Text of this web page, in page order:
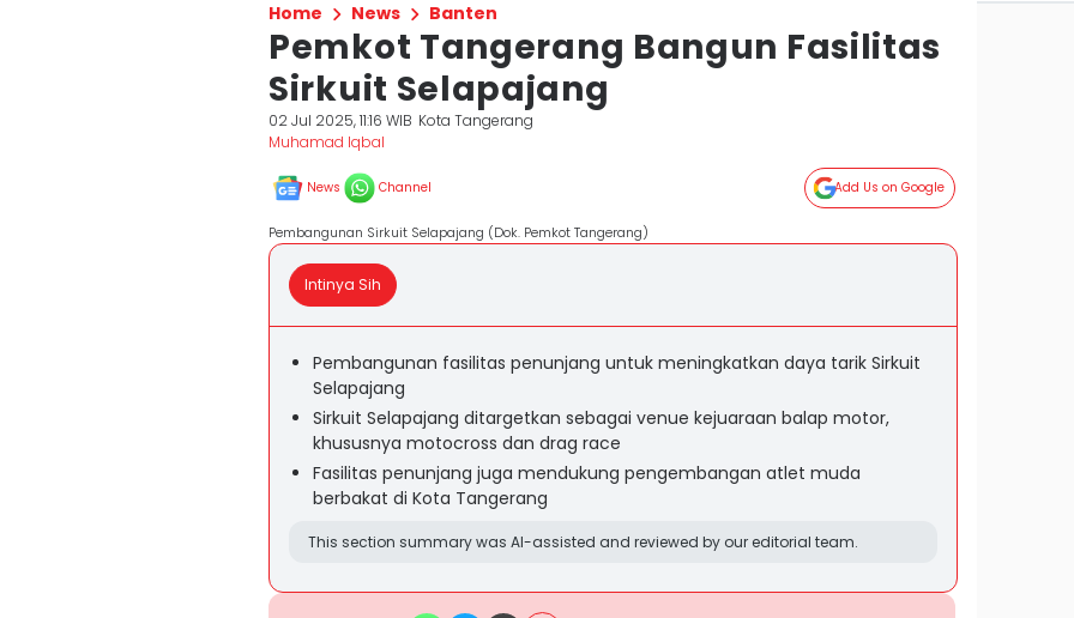
Home News Banten
Pemkot Tangerang Bangun Fasilitas
Sirkuit Selapajang
02 Jul 2025, 11:16 WIB Kota Tangerang
Muhamad Iqbal
News Channel Add Us on Google
Pembangunan Sirkuit Selapajang (Dok. Pemkot Tangerang)
Intinya Sih
Pembangunan fasilitas penunjang untuk meningkatkan daya tarik Sirkuit
Selapajang
Sirkuit Selapajang ditargetkan sebagai venue kejuaraan balap motor,
khususnya motocross dan drag race
Fasilitas penunjang juga mendukung pengembangan atlet muda
berbakat di Kota Tangerang
This section summary was AI-assisted and reviewed by our editorial team.